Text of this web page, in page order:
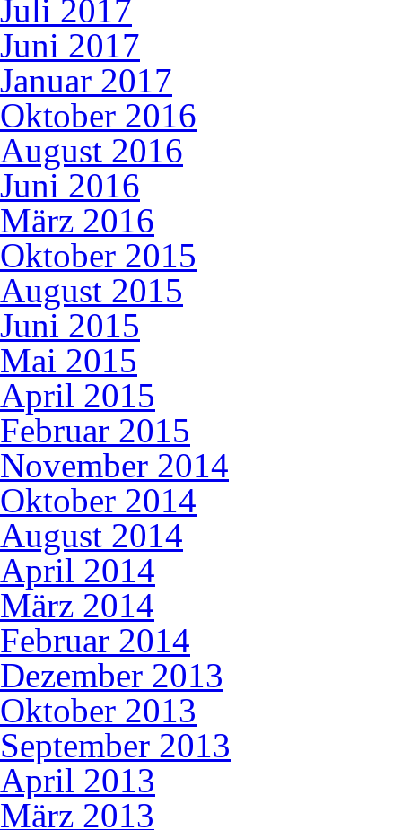
Juli 2017
Juni 2017
Januar 2017
Oktober 2016
August 2016
Juni 2016
März 2016
Oktober 2015
August 2015
Juni 2015
Mai 2015
April 2015
Februar 2015
November 2014
Oktober 2014
August 2014
April 2014
März 2014
Februar 2014
Dezember 2013
Oktober 2013
September 2013
April 2013
März 2013